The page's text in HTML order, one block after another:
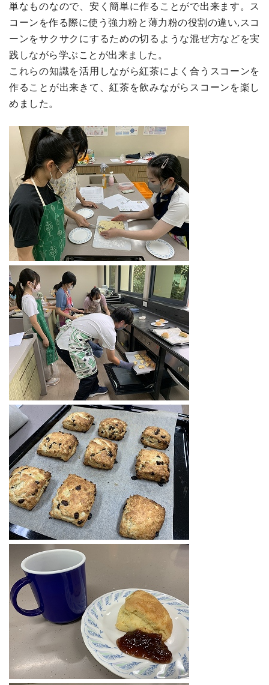
単なものなので、安く簡単に作ることがで出来ます。ス
コーンを作る際に使う強力粉と薄力粉の役割の違い,スコ
ーンをサクサクにするための切るような混ぜ方などを実
践しながら学ぶことが出来ました。
これらの知識を活用しながら紅茶によく合うスコーンを
作ることが出来きて、紅茶を飲みながらスコーンを楽し
めました。